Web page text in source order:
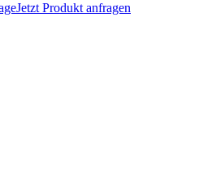
Jetzt Produkt anfragen